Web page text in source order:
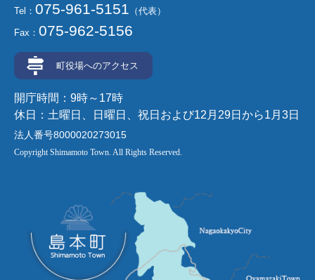
Tel： 075-961-5151 （代表）
Fax： 075-962-5156
町役場へのアクセス
開庁時間：9時～17時
休日：土曜日、日曜日、祝日および12月29日から1月3日
法人番号8000020273015
Copyright Shimamoto Town. All Rights Reserved.